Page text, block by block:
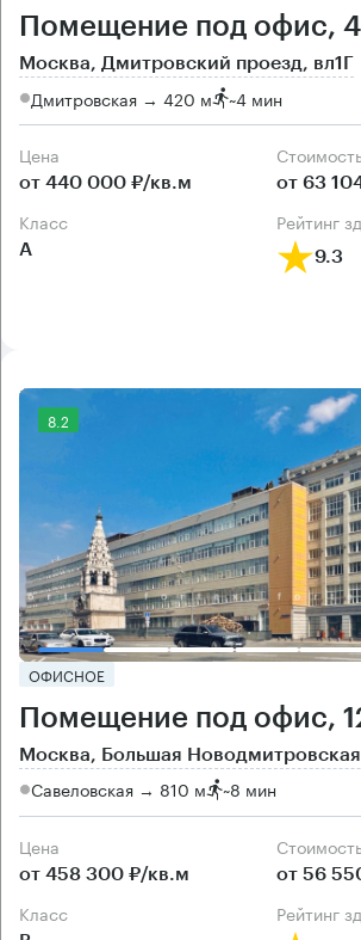
Помещение под офис,
Москва, Дмитровский проезд, вл1Г
Дмитровская → 420 м ~4 мин
Цена
от 440 000 ₽/кв.м от 63
класс
А
рейтинг
9.3
8.2
ОФИСНОЕ
Помещение под офис,
Москва, Большая Новодмитровская
Савеловская → 810 м ~8 мин
Цена
от 458 300 ₽/кв.м от 56
класс рейтинг